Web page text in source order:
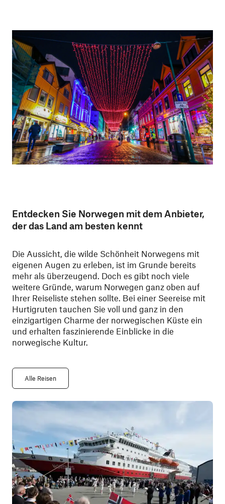
Entdecken Sie Norwegen mit dem Anbieter,
der das Land am besten kennt
Die Aussicht, die wilde Schönheit Norwegens mit
eigenen Augen zu erleben, ist im Grunde bereits
mehr als überzeugend. Doch es gibt noch viele
weitere Gründe, warum Norwegen ganz oben auf
Ihrer Reiseliste stehen sollte. Bei einer Seereise mit
Hurtigruten tauchen Sie voll und ganz in den
einzigartigen Charme der norwegischen Küste ein
und erhalten faszinierende Einblicke in die
norwegische Kultur.
Alle Reisen